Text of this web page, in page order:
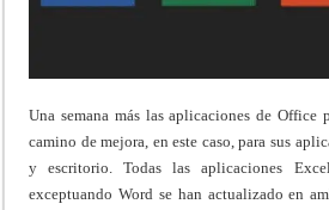
Una semana más las aplicaciones de Office
camino de mejora, en este caso, para sus
y escritorio. Todas las aplicaciones
exceptuando Word se han actualizado en